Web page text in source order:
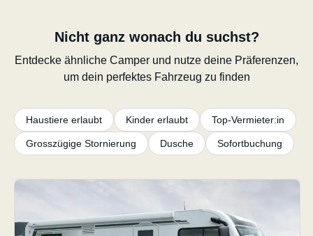
Nicht ganz wonach du suchst?
Entdecke ähnliche Camper und nutze deine Präferenzen,
um dein perfektes Fahrzeug zu finden
Haustiere erlaubt Kinder erlaubt Top-Vermieter:in
Grosszügige Stornierung Dusche Sofortbuchung